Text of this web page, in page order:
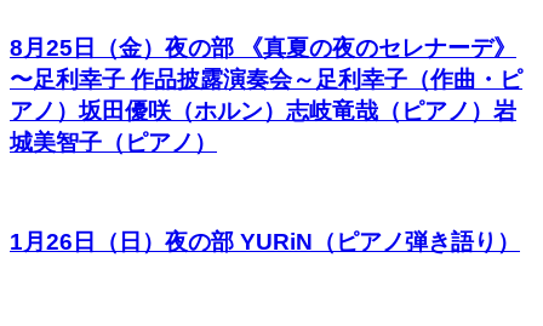
8月25日（金）夜の部 《真夏の夜のセレナーデ》
〜足利幸子 作品披露演奏会～足利幸子（作曲・ピ
アノ）坂田優咲（ホルン）志岐竜哉（ピアノ）岩
城美智子（ピアノ）
1月26日（日）夜の部 YURiN（ピアノ弾き語り）